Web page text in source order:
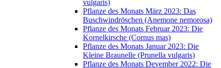
vulgaris)
Pflanze des Monats März 2023: Das
Buschwindröschen (Anemone nemorosa)
Pflanze des Monats Februar 2023: Die
Kornelkirsche (Cornus mas)
Pflanze des Monats Januar 2023: Die
Kleine Braunelle (Prunella vulgaris)
Pflanze des Monats Devember 2022: Die